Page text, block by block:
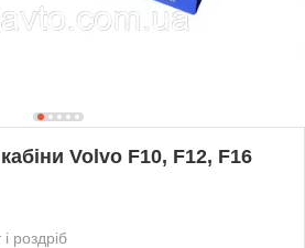
Volvo F10, F12, F16
роздріб